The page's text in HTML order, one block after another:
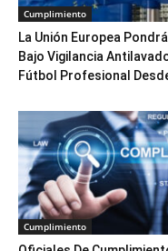
Cumplimiento
La Unión Europea Pondrá
Bajo Vigilancia
Fútbol Profesional
Cumplimiento